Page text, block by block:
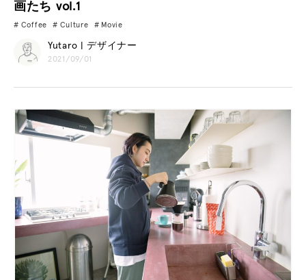
画たち vol.1
Coffee Culture Movie
Yutaro | デザイナー
2021/09/01